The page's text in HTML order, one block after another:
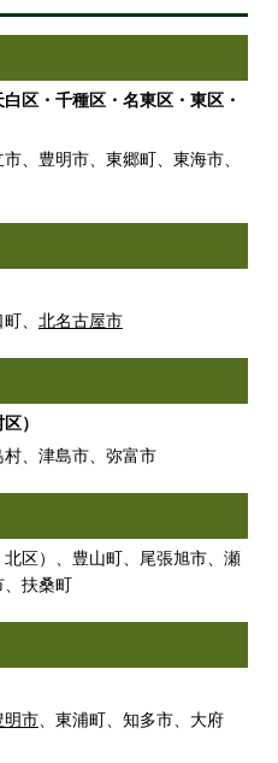
区・千種区・名東区・東区・
、豊明市、東郷町、東海市、
、 北名古屋市
）
、津島市、弥富市
区）、豊山町、尾張旭市、瀬
、扶桑町
明市、東浦町、知多市、大府